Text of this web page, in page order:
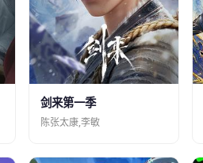
剑来第一季
陈张太康,李敏